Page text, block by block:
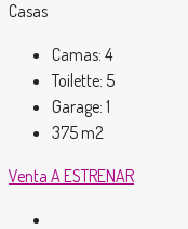
Casas
Camas: 4
Toilette: 5
Garage: 1
375m2
Venta A ESTRENAR